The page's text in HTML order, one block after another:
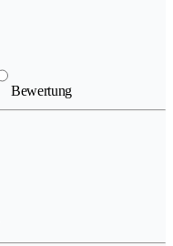
Bewertung